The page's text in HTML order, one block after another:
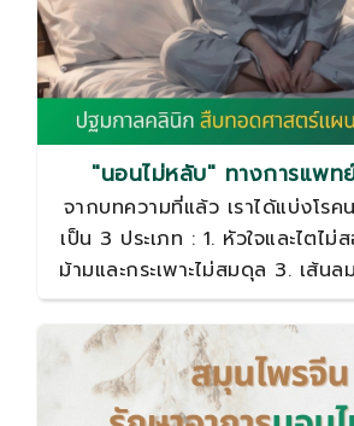
"นอนไม่หลับ" ทางการแพ
จากบทความที่แล้ว เราได้แบ่งโร
เป็น 3 ประเภท : 1. หัวใจและไตไ
ม้ามและกระเพาะไม่สมดุล 3. เส้น
และเส้นลมปราณหยางเฉียว สูญเ
ในการเปิด-ปิด บทความนี้จะอธิบา
การรักษาอาการนอนไม่หลับที่เกี่